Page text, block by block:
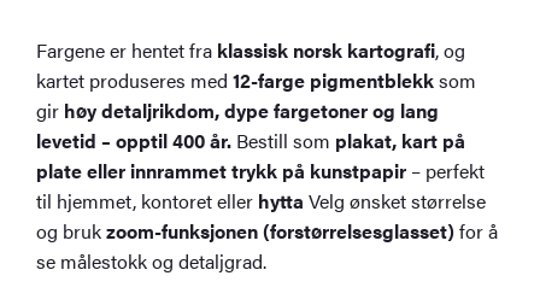
Fargene er hentet fra klassisk norsk kartografi, og
kartet produseres med12-farge pigmentblekksom
gir høy detaljrikdom, dype fargetoner og lang
levetid – opptil 400 år. Bestill som plakat, kart på
plate eller innrammet trykk på kunstpapir – perfekt
til hjemmet, kontoret eller hytta Velg ønsket størrelse
og brukzoom-funksjonen (forstørrelsesglasset)for å
se målestokk og detaljgrad.